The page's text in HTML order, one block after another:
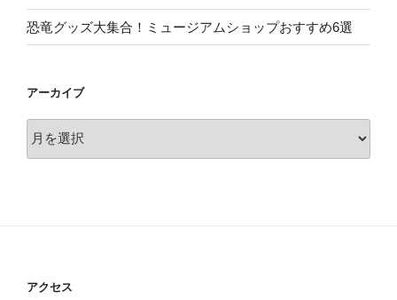
恐竜グッズ大集合！ミュージアムショップおすすめ6選
アーカイブ
ー
アクセス